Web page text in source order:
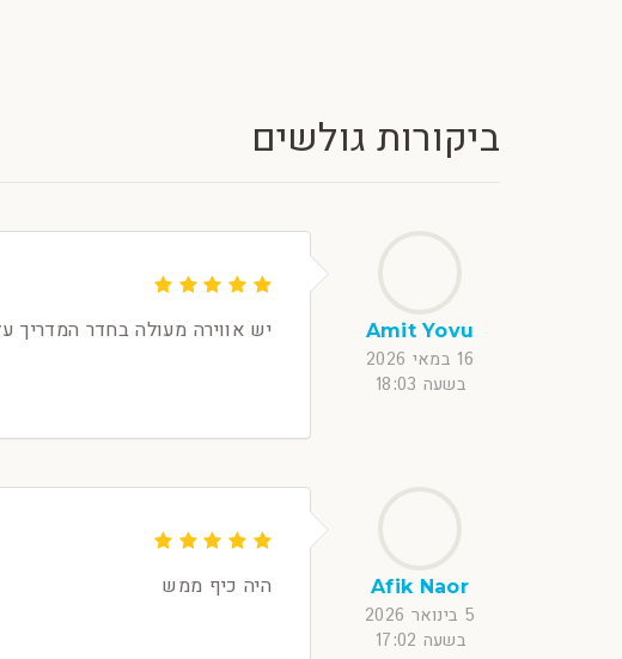
ביקורות גולשים
Amit Yovu
16 במאי 2026
בשעה 18:03
יש אווירה מעולה בחדר המדריך
Afik Naor
5 בינואר 2026
בשעה 17:02
היה כיף ממש